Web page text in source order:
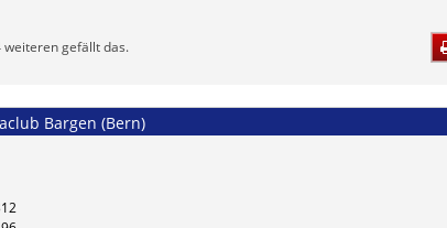
weiteren gefällt das.
Bargen (Bern)